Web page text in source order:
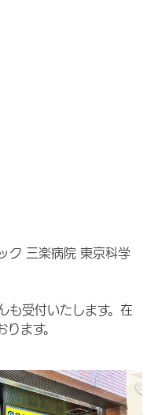
ク 三楽病院 東京科学
も受付いたします。在
ます。